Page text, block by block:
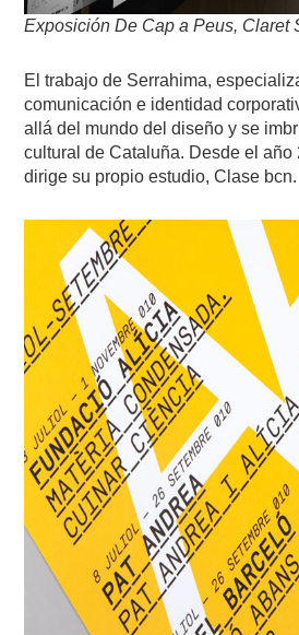
Exposición De Cap a Peus, Claret
El trabajo de Serrahima,
comunicación e identidad
allá del mundo del diseño y se
cultural de Cataluña. Desde el año
dirige su propio estudio, Clase bcn.